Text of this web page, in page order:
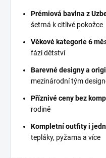
Prémiová bavlna z
šetrná k citlivé pokožce
Věkové kategorie 6
fázi dětství
Barevné designy a
mezinárodní tým
Příznivé ceny bez
rodině
Kompletní outfity i
tepláky, pyžama a více